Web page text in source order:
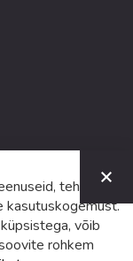
teha
kasutuskogemust.
võib
rohkem